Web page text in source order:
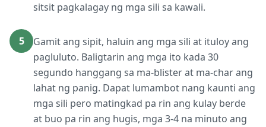
sitsit pagkalagay ng mga sili sa kawali.
5
Gamit ang sipit, haluin ang mga sili at ituloy ang
pagluluto. Baligtarin ang mga ito kada 30
segundo hanggang sa ma-blister at ma-char ang
lahat ng panig. Dapat lumambot nang kaunti ang
mga sili pero matingkad pa rin ang kulay berde
at buo pa rin ang hugis, mga 3-4 na minuto ang